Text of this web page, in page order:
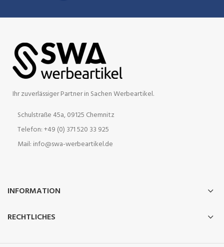
Ihr zuverlässiger Partner in Sachen Werbeartikel.
Schulstraße 45a, 09125 Chemnitz
Telefon: +49 (0) 371 520 33 925
Mail: info@swa-werbeartikel.de
INFORMATION
RECHTLICHES